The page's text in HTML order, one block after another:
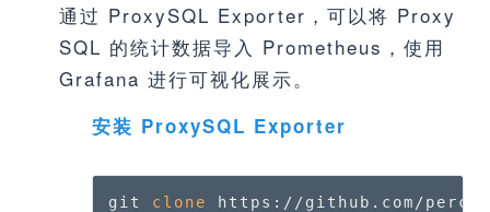
通过 ProxySQL Exporter，可以将 Proxy
SQL 的统计数据导入 Prometheus，使用
Grafana 进行可视化展示。
安装 ProxySQL Exporter
git clone